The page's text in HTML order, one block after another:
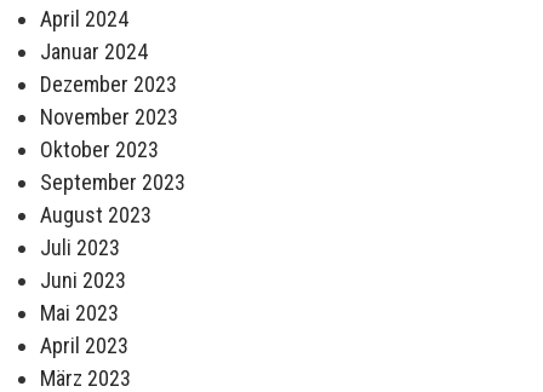
April 2024
Januar 2024
Dezember 2023
November 2023
Oktober 2023
September 2023
August 2023
Juli 2023
Juni 2023
Mai 2023
April 2023
März 2023